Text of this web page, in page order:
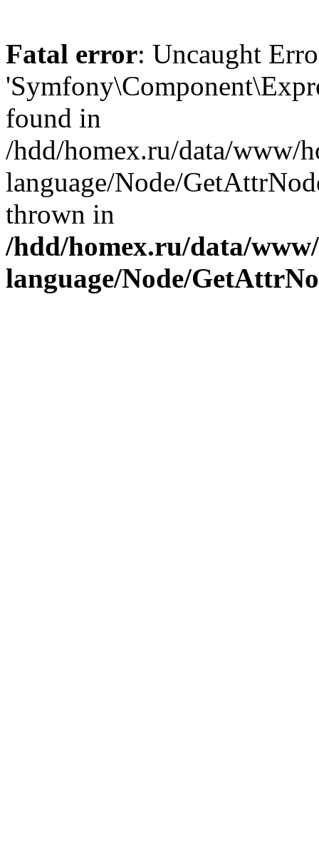
Fatal error: Uncaught
found in
/hdd/homex.ru/data/www/
language/Node/
thrown in
/hdd/homex.ru/data/
language/Node/